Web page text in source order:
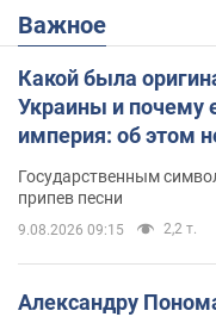
Важное
Какой была
Украины и почему
империя: об этом
Государственным
припев песни
9.08.2026 09:15 2,2 т.
Александру